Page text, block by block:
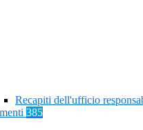
Recapiti dell'ufficio
385